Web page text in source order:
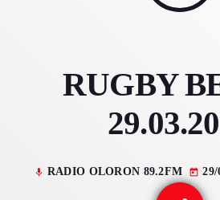
PROGRAMMES & ÉMISSIONS
TITRES DIFFUSÉS
RUGBY
mic RADIO OLORON 89.2FM today 29/